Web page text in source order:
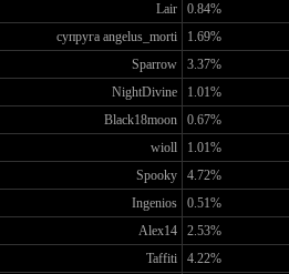
Lair
0.84%
супруга angelus_morti
1.69%
Sparrow
3.37%
NightDivine
1.01%
Black18moon
0.67%
wioll
1.01%
Spooky
4.72%
Ingenios
0.51%
Alex14
2.53%
Taffiti
4.22%